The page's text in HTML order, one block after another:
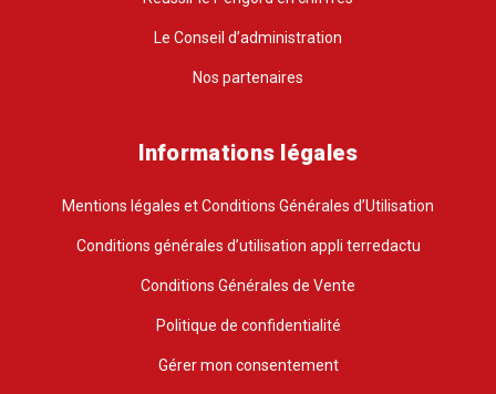
Le Conseil d’administration
Nos partenaires
Informations légales
Mentions légales et Conditions Générales d’Utilisation
Conditions générales d’utilisation appli terredactu
Conditions Générales de Vente
Politique de confidentialité
Gérer mon consentement